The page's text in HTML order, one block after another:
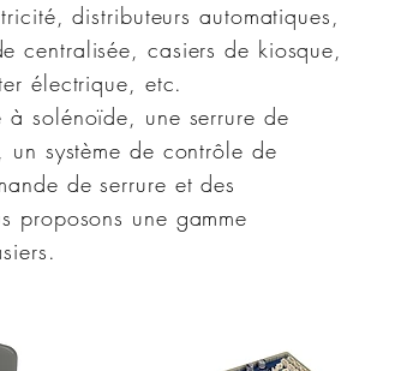
distributeurs automatiques,
centralisée, casiers de kiosque,
électrique, etc.
à solénoïde, une serrure de
un système de contrôle de
de serrure et des
proposons une gamme